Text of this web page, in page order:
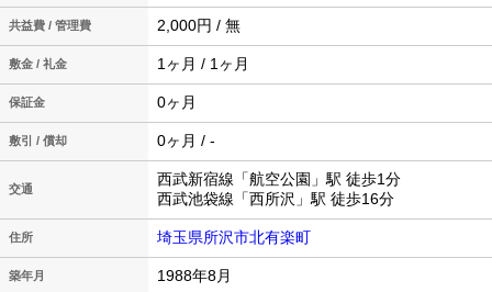
共益費 / 管理費 2,000円 / 無
敷金 / 礼金 1ヶ月 / 1ヶ月
保証金 0ヶ月
敷引 / 償却 0ヶ月 / -
交通
西武新宿線「航空公園」駅 徒歩1分
西武池袋線「西所沢」駅 徒歩16分
住所 埼玉県所沢市北有楽町
築年月 1988年8月